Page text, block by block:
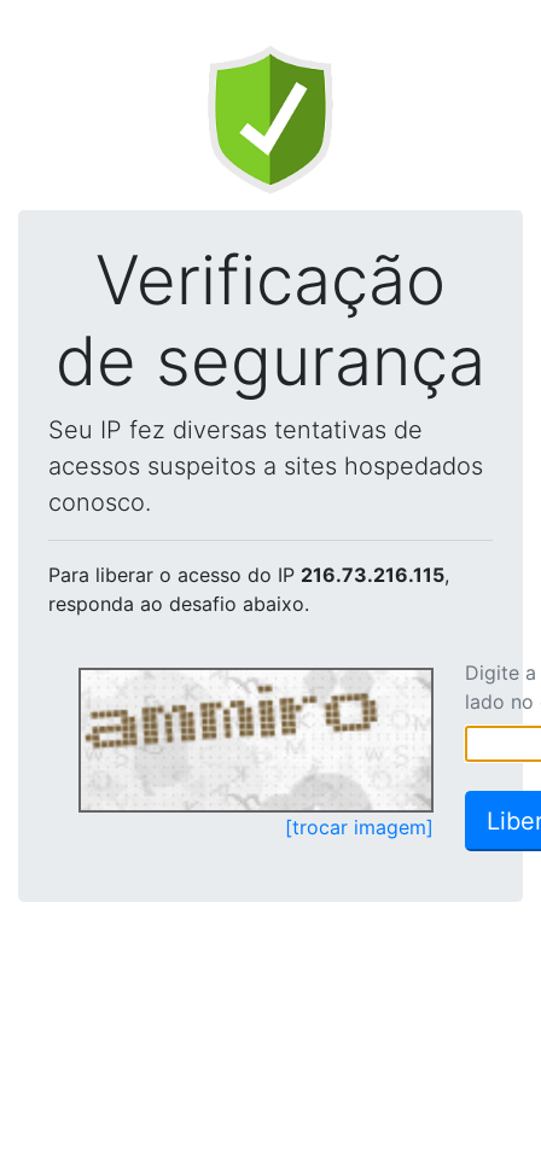
Verificação
de segurança
Seu IP fez diversas tentativas de
acessos suspeitos a sites hospedados
conosco.
Para liberar o acesso do IP 216.73.216.115,
responda ao desafio abaixo.
[trocar imagem]
Digite
lado no